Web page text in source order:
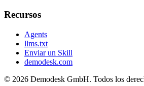
Recursos
Agents
llms.txt
Enviar un Skill
demodesk.com
© 2026 Demodesk GmbH. Todos los